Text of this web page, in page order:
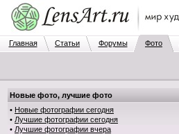
Главная Статьи Форумы Фото
Новые фото, лучшие фото
• Новые фотографии сегодня
• Лучшие фотографии сегодня
• Лучшие фотографии вчера